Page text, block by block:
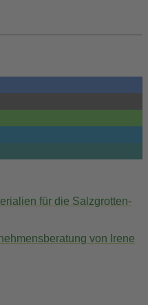
für die Salzgrotten-
von Irene